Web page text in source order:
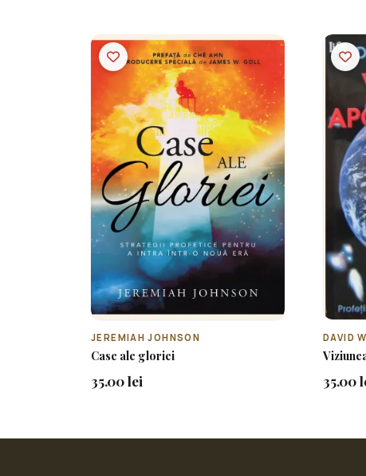
JEREMIAH JOHNSON
Case ale gloriei
35.00 lei
DAVID
35.00